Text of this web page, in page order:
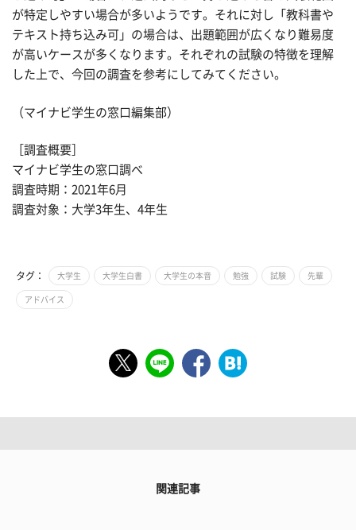
が特定しやすい場合が多いようです。それに対し「教科書や
テキスト持ち込み可」の場合は、出題範囲が広くなり難易度
が高いケースが多くなります。それぞれの試験の特徴を理解
した上で、今回の調査を参考にしてみてください。
（マイナビ学生の窓口編集部）
［調査概要］
マイナビ学生の窓口調べ
調査時期：2021年6月
調査対象：大学3年生、4年生
タグ： 大学生 大学生白書 大学生の本音 勉強 試験 先輩
アドバイス
関連記事